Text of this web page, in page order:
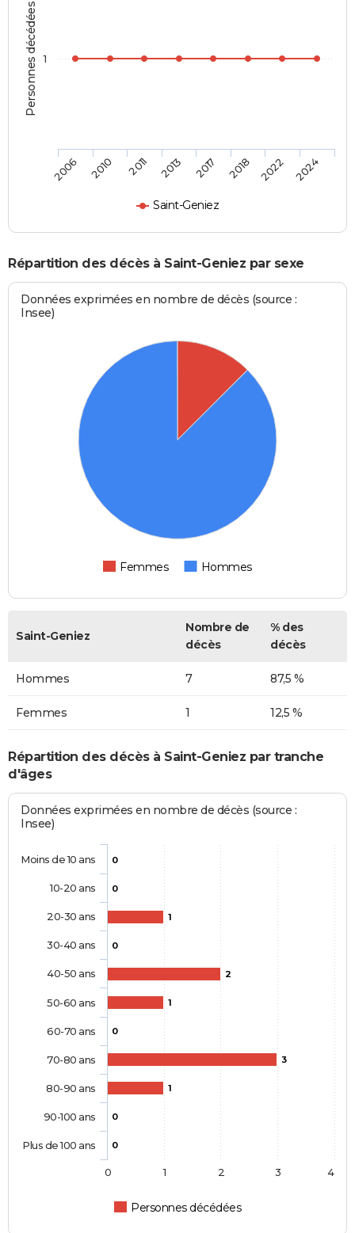
Personnes décédées
Saint-Geniez
2006 2010 2011 2013 2017 2018 2022 2024
1
Répartition des décès à Saint-Geniez par sexe
Données exprimées en nombre de décès (source :
Insee)
Femmes Hommes
Saint-Geniez
Nombre de
décès
% des
décès
Hommes 7 87,5 %
Femmes 1 12,5 %
Répartition des décès à Saint-Geniez par tranche
d'âges
Données exprimées en nombre de décès (source :
Insee)
0
0
1
0
2
1
0
3
1
0
0
Personnes décédées
Moins de 10 ans
10-20 ans
20-30 ans
30-40 ans
40-50 ans
50-60 ans
60-70 ans
70-80 ans
80-90 ans
90-100 ans
Plus de 100 ans
0 1 2 3 4